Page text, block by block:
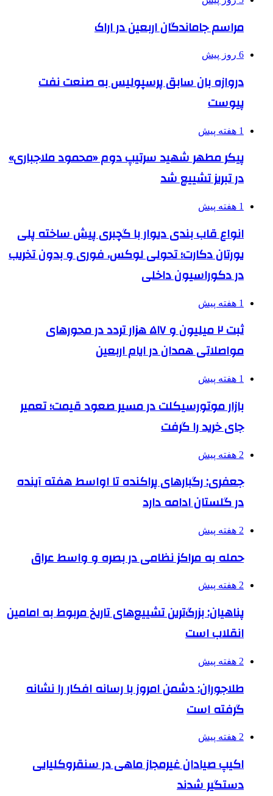
مراسم جاماندگان اربعین در اراک
6 روز پیش
دروازه بان سابق پرسپولیس به صنعت نفت
پیوست
1 هفته پیش
پیکر مطهر شهید سرتیپ دوم «محمود ملاجباری»
در تبریز تشییع شد
1 هفته پیش
انواع قاب بندی دیوار با گچبری پیش ساخته پلی
یورتان دکارت؛ تحولی لوکس، فوری و بدون تخریب
در دکوراسیون داخلی
1 هفته پیش
ثبت ۲ میلیون و ۵۱۷ هزار تردد در محورهای
مواصلاتی همدان در ایام اربعین
1 هفته پیش
بازار موتورسیکلت در مسیر صعود قیمت؛ تعمیر
جای خرید را گرفت
2 هفته پیش
جعفری: رگبارهای پراکنده تا اواسط هفته آینده
در گلستان ادامه دارد
2 هفته پیش
حمله به مراکز نظامی در بصره و واسط عراق
2 هفته پیش
پناهیان: بزرگ‌ترین تشییع‌های تاریخ مربوط به امامین
انقلاب است
2 هفته پیش
طلاجوران: دشمن امروز با رسانه افکار را نشانه
گرفته است
2 هفته پیش
اکیپ صیادان غیرمجاز ماهی در سنقروکلیایی
دستگیر شدند